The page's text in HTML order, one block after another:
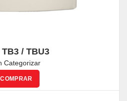
TB3 / TBU3
Categorizar